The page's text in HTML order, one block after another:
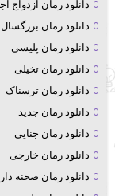
دانلود رمان ازدواج
دانلود رمان بزرگسال
دانلود رمان پلیسی
دانلود رمان تخیلی
دانلود رمان ترسناک
دانلود رمان جدید
دانلود رمان جنایی
دانلود رمان خارجی
دانلود رمان صحنه دار